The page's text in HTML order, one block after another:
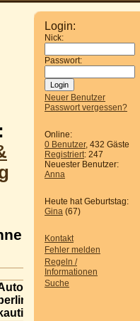
Login:
Nick:
Passwort:
Neuer Benutzer
Passwort vergessen?
Online:
0 Benutzer, 432 Gäste
Registriert: 247
Neuester Benutzer:
Anna
Heute hat Geburtstag:
Gina (67)
Kontakt
Fehler melden
Regeln /
Informationen
Suche
:
Beitrag
mieten
berlin ohne
kaution